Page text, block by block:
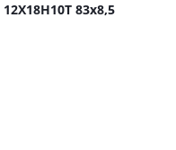
83х8,5